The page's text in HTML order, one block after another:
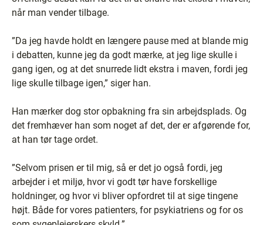
når man vender tilbage.
”Da jeg havde holdt en længere pause med at blande mig
i debatten, kunne jeg da godt mærke, at jeg lige skulle i
gang igen, og at det snurrede lidt ekstra i maven, fordi jeg
lige skulle tilbage igen,” siger han.
Han mærker dog stor opbakning fra sin arbejdsplads. Og
det fremhæver han som noget af det, der er afgørende for,
at han tør tage ordet.
”Selvom prisen er til mig, så er det jo også fordi, jeg
arbejder i et miljø, hvor vi godt tør have forskellige
holdninger, og hvor vi bliver opfordret til at sige tingene
højt. Både for vores patienters, for psykiatriens og for os